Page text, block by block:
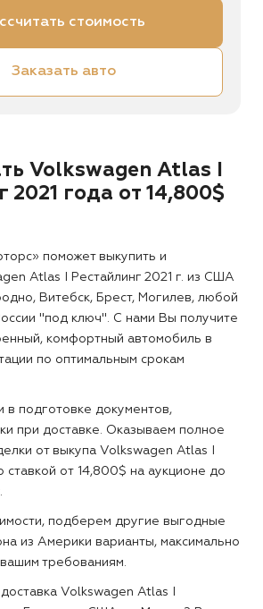
стоимость
Заказать авто
Volkswagen Atlas I
2021 года от 14,800$
поможет выкупить и
Atlas I Рестайлинг 2021 г. из США
Витебск, Брест, Могилев, любой
"под ключ". С нами Вы получите
комфортный автомобиль в
по оптимальным срокам
в подготовке документов,
при доставке. Оказываем полное
от выкупа Volkswagen Atlas I
ставкой от 14,800$ на аукционе до
подберем другие выгодные
из Америки варианты, максимально
требованиям.
Volkswagen Atlas I